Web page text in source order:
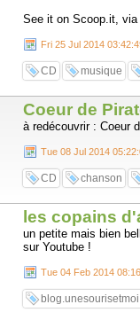
See it on Scoop.it,
Fri 25 Jul 2014
CD musique
Coeur de
à redécouvrir : Coeur
Tue 08 Jul 2014
CD chanson
les copains
un petite mais bien
sur Youtube !
Tue 04 Feb 2014